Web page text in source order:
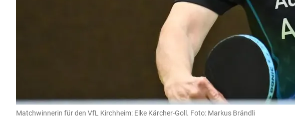
Matchwinnerin für den VfL Kirchheim: Elke Kärcher-Goll. Foto: Markus Brändli